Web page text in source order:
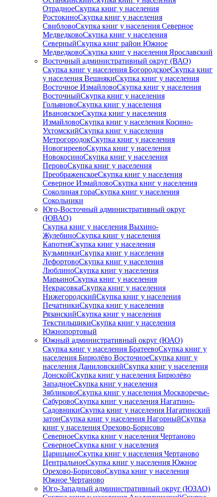
ОтрадноеСкупка книг у населения
РостокиноСкупка книг у населения
СвибловоСкупка книг у населения Северное
МедведковоСкупка книг у населения
СеверныйСкупка книг район Южное
МедведковоСкупка книг у населения Ярославский
Восточный административный округ (ВАО)
Скупка книг у населения БогородскоеСкупка книг
у населения ВешнякиСкупка книг у населения
Восточное ИзмайловоСкупка книг у населения
ВосточныйСкупка книг у населения
ГольяновоСкупка книг у населения
ИвановскоеСкупка книг у населения
ИзмайловоСкупка книг у населения Косино-
УхтомскийСкупка книг у населения
МетрогородокСкупка книг у населения
НовогиреевоСкупка книг у населения
НовокосиноСкупка книг у населения
ПеровоСкупка книг у населения
ПреображенскоеСкупка книг у населения
Северное ИзмайловоСкупка книг у населения
Соколиная гораСкупка книг у населения
Сокольники
Юго-Восточный административный округ
(ЮВАО)
Скупка книг у населения Выхино-
ЖулебиноСкупка книг у населения
КапотняСкупка книг у населения
КузьминкиСкупка книг у населения
ЛефортовоСкупка книг у населения
ЛюблиноСкупка книг у населения
МарьиноСкупка книг у населения
НекрасовкаСкупка книг у населения
НижегородскийСкупка книг у населения
ПечатникиСкупка книг у населения
РязанскийСкупка книг у населения
ТекстильщикиСкупка книг у населения
Южнопортовый
Южный административный округ (ЮАО)
Скупка книг у населения БратеевоСкупка книг у
населения Бирюлёво ВосточноеСкупка книг у
населения ДаниловскийСкупка книг у населения
ДонскойСкупка книг у населения Бирюлёво
ЗападноеСкупка книг у населения
ЗябликовоСкупка книг у населения Москворечье-
СабуровоСкупка книг у населения Нагатино-
СадовникиСкупка книг у населения Нагатинский
затонСкупка книг у населения НагорныйСкупка
книг у населения Орехово-Борисово
СеверноеСкупка книг у населения Чертаново
СеверноеСкупка книг у населения
ЦарицыноСкупка книг у населения Чертаново
ЦентральноеСкупка книг у населения Южное
Орехово-БорисовоСкупка книг у населения
Южное Чертаново
Юго-Западный административный округ (ЮЗАО)